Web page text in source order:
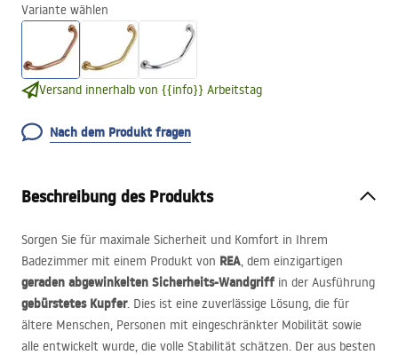
Variante wählen
Versand innerhalb von {{info}} Arbeitstag
Nach dem Produkt fragen
Beschreibung des Produkts
Sorgen Sie für maximale Sicherheit und Komfort in Ihrem
Badezimmer mit einem Produkt von REA, dem einzigartigen
geraden abgewinkelten Sicherheits-Wandgriff in der Ausführung
gebürstetes Kupfer. Dies ist eine zuverlässige Lösung, die für
ältere Menschen, Personen mit eingeschränkter Mobilität sowie
alle entwickelt wurde, die volle Stabilität schätzen. Der aus besten